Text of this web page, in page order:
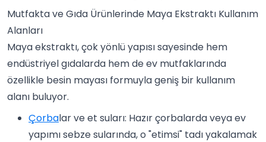
Mutfakta ve Gıda Ürünlerinde Maya Ekstraktı Kullanım
Alanları
Maya ekstraktı, çok yönlü yapısı sayesinde hem
endüstriyel gıdalarda hem de ev mutfaklarında
özellikle besin mayası formuyla geniş bir kullanım
alanı buluyor.
Çorbalar ve et suları: Hazır çorbalarda veya ev
yapımı sebze sularında, o "etimsi" tadı yakalamak